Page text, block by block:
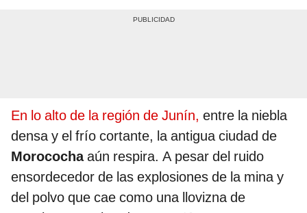
En lo alto de la región de Junín, entre la niebla
densa y el frío cortante, la antigua ciudad de
Morocochaaún respira. A pesar del ruido
ensordecedor de las explosiones de la mina y
del polvo que cae como una llovizna de